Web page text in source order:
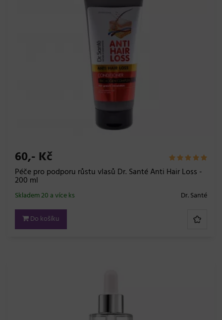
60,- Kč
Péče pro podporu růstu vlasů Dr. Santé Anti Hair Loss -
200 ml
Dr. Santé
Skladem 20 a více ks
Do košíku